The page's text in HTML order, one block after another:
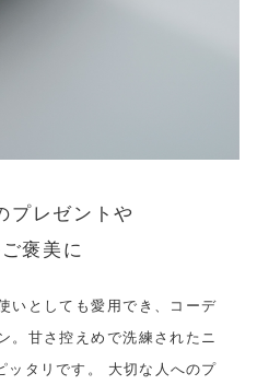
プレゼントや
褒美に
いとしても愛用でき、コーデ
。甘さ控えめで洗練されたニ
ッタリです。 大切な人へのプ